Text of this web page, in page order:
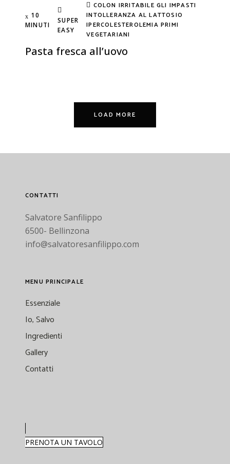
10
MINUTI
SUPER
EASY
COLON IRRITABILEGLI IMPASTI
INTOLLERANZA AL LATTOSIO
IPERCOLESTEROLEMIAPRIMI
VEGETARIANI
Pasta fresca all’uovo
LOAD MORE
CONTATTI
Salvatore Sanfilippo
6500- Bellinzona
info@salvatoresanfilippo.com
MENU PRINCIPALE
Essenziale
Io, Salvo
Ingredienti
Gallery
Contatti
PRENOTA UN TAVOLO